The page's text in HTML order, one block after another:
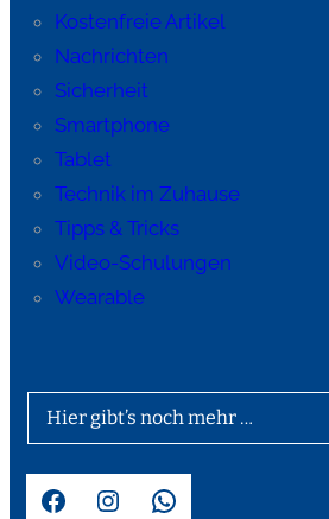
Kostenfreie Artikel
Nachrichten
Sicherheit
Smartphone
Tablet
Technik im Zuhause
Tipps & Tricks
Video-Schulungen
Wearable
Hier gibt’s noch mehr …
Facebook Instagram WhatsApp